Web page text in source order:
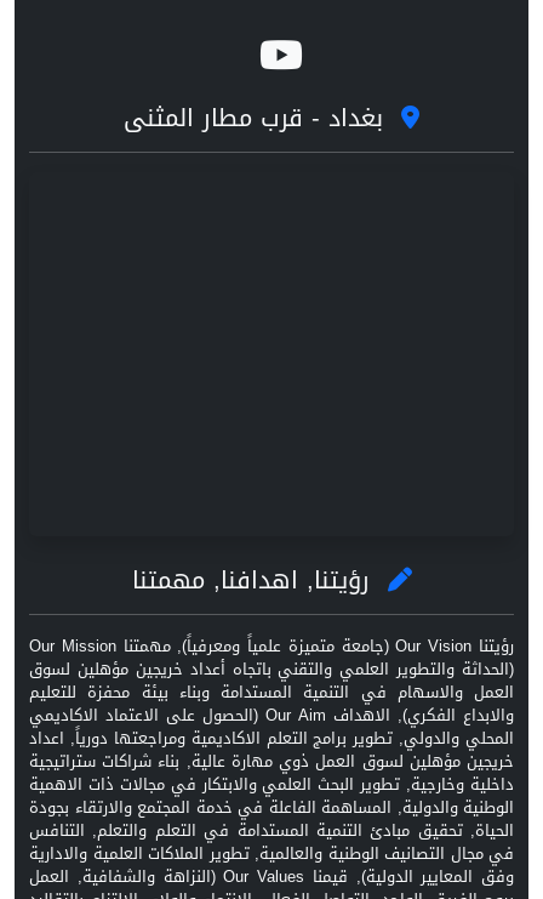
بغداد - قرب مطار المثنى
رؤيتنا, اهدافنا, مهمتنا
رؤيتنا Our Vision (جامعة متميزة علمياً ومعرفياً), مهمتنا Our Mission
(الحداثة والتطوير العلمي والتقني باتجاه أعداد خريجين مؤهلين لسوق
العمل والاسهام في التنمية المستدامة وبناء بيئة محفزة للتعليم
والابداع الفكري), الاهداف Our Aim (الحصول على الاعتماد الاكاديمي
المحلي والدولي, تطوير برامج التعلم الاكاديمية ومراجعتها دورياً, اعداد
خريجين مؤهلين لسوق العمل ذوي مهارة عالية, بناء شراكات ستراتيجية
داخلية وخارجية, تطوير البحث العلمي والابتكار في مجالات ذات الاهمية
الوطنية والدولية, المساهمة الفاعلة في خدمة المجتمع والارتقاء بجودة
الحياة, تحقيق مبادئ التنمية المستدامة في التعلم والتعلم, التنافس
في مجال التصانيف الوطنية والعالمية, تطوير الملاكات العلمية والادارية
وفق المعايير الدولية), قيمنا Our Values (النزاهة والشفافية, العمل